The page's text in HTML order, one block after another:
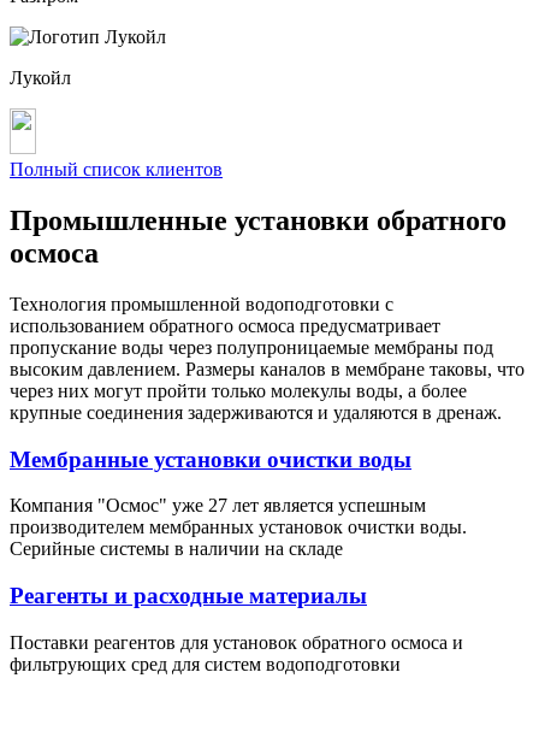
Лукойл
Полный список клиентов
Промышленные установки обратного
осмоса
Технология промышленной водоподготовки с
использованием обратного осмоса предусматривает
пропускание воды через полупроницаемые мембраны под
высоким давлением. Размеры каналов в мембране таковы, что
через них могут пройти только молекулы воды, а более
крупные соединения задерживаются и удаляются в дренаж.
Мембранные установки очистки воды
Компания "Осмос" уже 27 лет является успешным
производителем мембранных установок очистки воды.
Серийные системы в наличии на складе
Реагенты и расходные материалы
Поставки реагентов для установок обратного осмоса и
фильтрующих сред для систем водоподготовки